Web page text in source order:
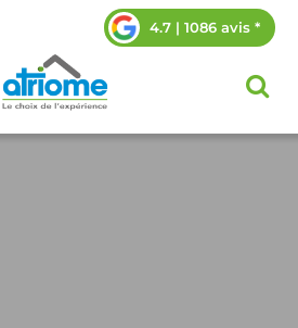
4.7 | 1086 avis *